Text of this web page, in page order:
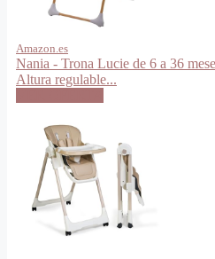
Amazon.es
Nania - Trona Lucie de 6 a 36
Altura regulable...